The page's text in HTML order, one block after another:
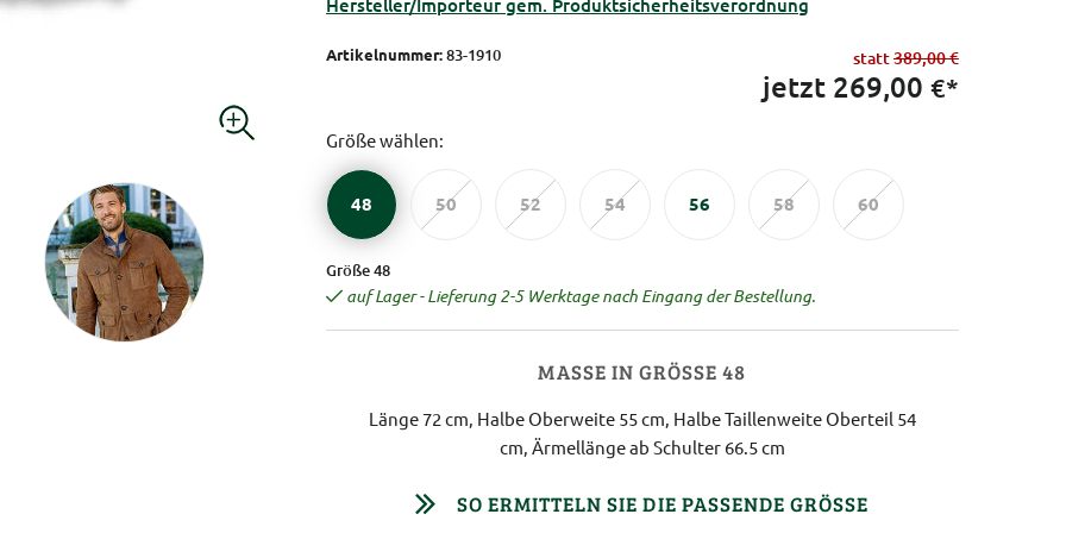
Hersteller/Importeur gem. Produktsicherheitsverordnung
Artikelnummer:83-1910 statt389,00 €
jetzt 269,00 €*
Größe wählen:
48 50 52 54 56 58 60
Größe 48
auf Lager - Lieferung 2-5 Werktage nach Eingang der Bestellung.
MASSE IN GRÖSSE 48
Länge 72 cm, Halbe Oberweite 55 cm, Halbe Taillenweite Oberteil 54
cm, Ärmellänge ab Schulter 66.5 cm
SO ERMITTELN SIE DIE PASSENDE GRÖSSE